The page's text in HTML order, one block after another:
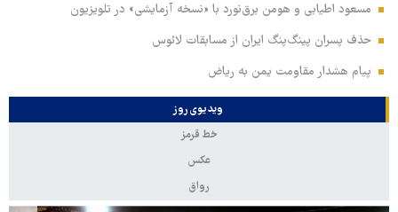
مسعود اطیابی و هومن برق‌نورد با «نسخه آزمایشی» در تلویزیون
حذف پسران پینگ‌پنگ ایران از مسابقات لائوس
پیام هشدار مقاومت یمن به ریاض
ویدیوی روز
خط قرمز
عکس
رواق